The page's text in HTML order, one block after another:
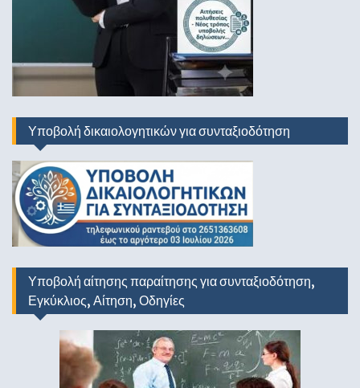
Υποβολή δικαιολογητικών για συνταξιοδότηση
Υποβολή αίτησης παραίτησης για συνταξιοδότηση,
Εγκύκλιος, Αίτηση, Οδηγίες